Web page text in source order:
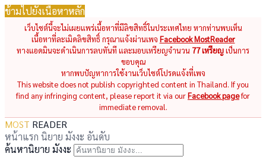
ข้ามไปยังเนื้อหาหลัก
เว็บไซต์นี้จะไม่เผยแพร่เนื้อหาที่มีลิขสิทธิ์ในประเทศไทย หากท่านพบเห็น
เนื้อหาที่ละเมิดลิขสิทธิ์ กรุณาแจ้งผ่านเพจ Facebook MostReader
ทางแอดมินจะดำเนินการลบทันที และมอบเหรียญจำนวน 77 เหรียญเป็นการ
ขอบคุณ
หากพบปัญหาการใช้งานเว็บไซต์โปรดแจ้งที่เพจ
This website does not publish copyrighted content in Thailand. If you
find any infringing content, please report it via ourFacebook pagefor
immediate removal.
MOST READER
หน้าแรก นิยาย มังงะ อันดับ
ค้นหานิยาย มังงะ